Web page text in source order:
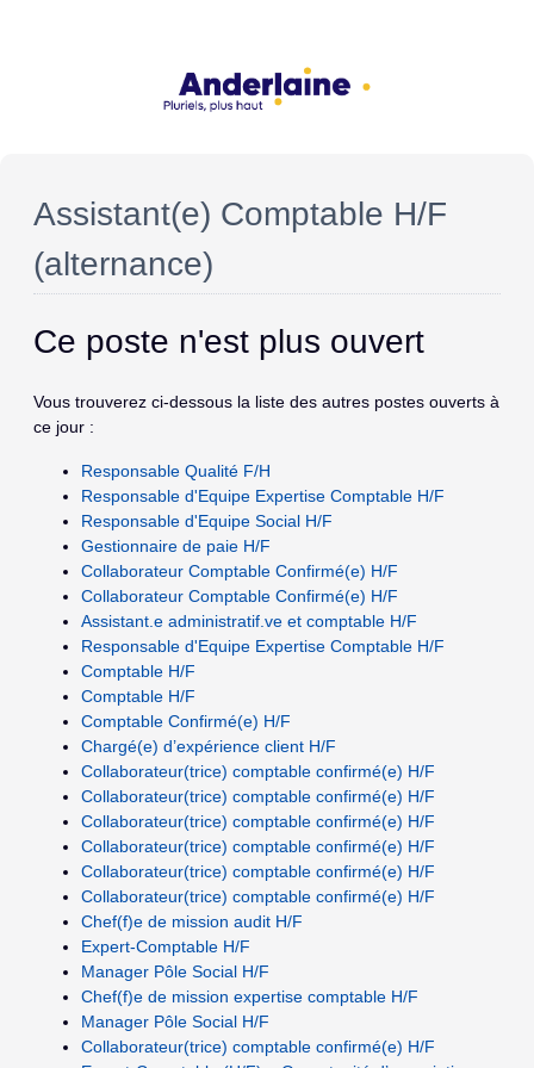
Assistant(e) Comptable H/F
(alternance)
Ce poste n'est plus ouvert
Vous trouverez ci-dessous la liste des autres postes ouverts à
ce jour :
Responsable Qualité F/H
Responsable d'Equipe Expertise Comptable H/F
Responsable d'Equipe Social H/F
Gestionnaire de paie H/F
Collaborateur Comptable Confirmé(e) H/F
Collaborateur Comptable Confirmé(e) H/F
Assistant.e administratif.ve et comptable H/F
Responsable d'Equipe Expertise Comptable H/F
Comptable H/F
Comptable H/F
Comptable Confirmé(e) H/F
Chargé(e) d’expérience client H/F
Collaborateur(trice) comptable confirmé(e) H/F
Collaborateur(trice) comptable confirmé(e) H/F
Collaborateur(trice) comptable confirmé(e) H/F
Collaborateur(trice) comptable confirmé(e) H/F
Collaborateur(trice) comptable confirmé(e) H/F
Collaborateur(trice) comptable confirmé(e) H/F
Chef(f)e de mission audit H/F
Expert-Comptable H/F
Manager Pôle Social H/F
Chef(f)e de mission expertise comptable H/F
Manager Pôle Social H/F
Collaborateur(trice) comptable confirmé(e) H/F